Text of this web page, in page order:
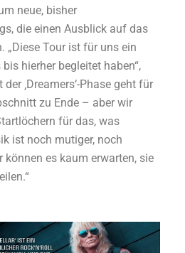
neue, bisher
die einen Ausblick auf das
„Diese Tour ist für uns ein
hierher begleitet haben“,
‚Dreamers‘-Phase geht für
zu Ende – aber wir
für das, was
ist noch mutiger, noch
es kaum erwarten, sie